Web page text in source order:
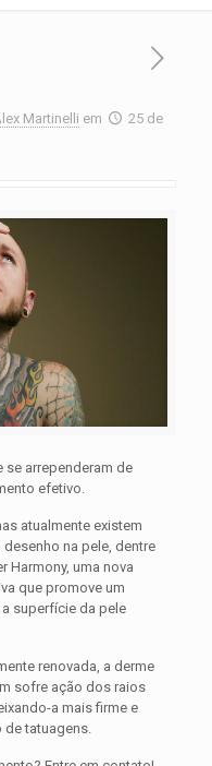
Martinelli em
25 de
arrependeram de
efetivo.
atualmente existem
na pele, dentre
Harmony, uma nova
que promove um
a superfície da pele
renovada, a derme
sofre ação dos raios
a mais firme e
tatuagens.